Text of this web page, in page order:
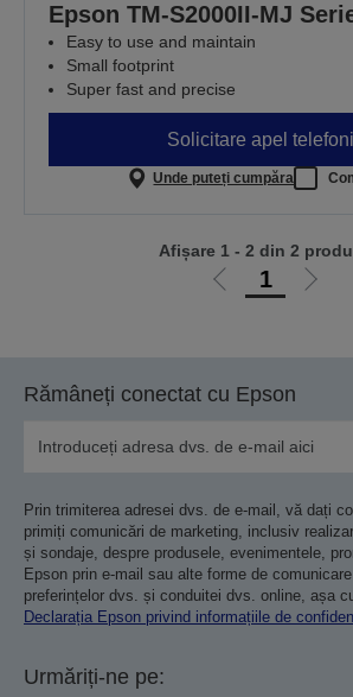
Epson TM-S2000II-MJ
Easy to use and maintain
Small footprint
Super fast and precise
Solicitare apel
Unde puteți cumpăra
Mergi
1
Mergi
Afișare 1 - 2 din 2
Rămâneți conectat cu Epson
Prin trimiterea adresei dvs. de e-mail, vă dați
primiți comunicări de marketing, inclusiv
și sondaje, despre produsele, evenimentele,
Epson prin e-mail sau alte forme de
preferințelor dvs. și conduitei dvs. online, așa
Declarația Epson privind informațiile de
Urmăriți-ne pe: